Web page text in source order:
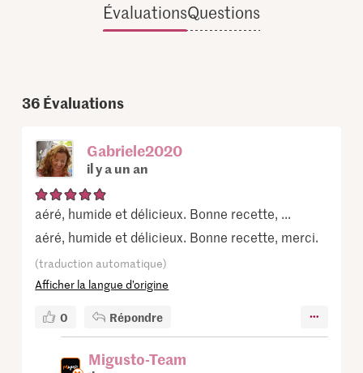
ÉvaluationsQuestions
36 Évaluations
Gabriele2020
il y a un an
aéré, humide et délicieux. Bonne recette, ...
aéré, humide et délicieux. Bonne recette, merci.
(traduction automatique)
Afficher la langue d’origine
0 Répondre
Migusto-Team